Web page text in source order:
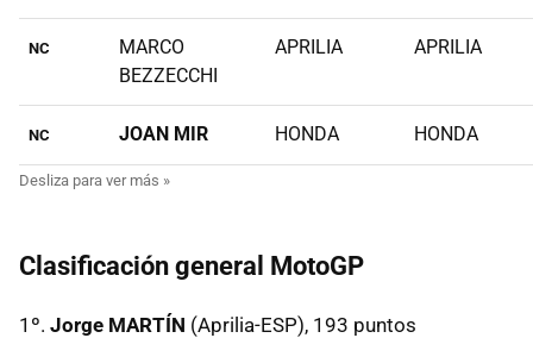
NC
MARCO
BEZZECCHI
APRILIA APRILIA
NC JOAN MIR HONDA HONDA
Clasificación general MotoGP
1º. Jorge MARTÍN (Aprilia-ESP), 193 puntos